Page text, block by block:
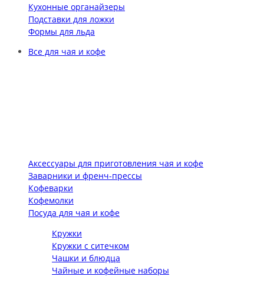
Кухонные органайзеры
Подставки для ложки
Формы для льда
Все для чая и кофе
Аксессуары для приготовления чая и кофе
Заварники и френч-прессы
Кофеварки
Кофемолки
Посуда для чая и кофе
Кружки
Кружки с ситечком
Чашки и блюдца
Чайные и кофейные наборы